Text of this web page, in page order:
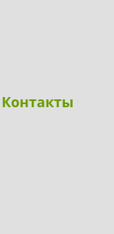
Контакты